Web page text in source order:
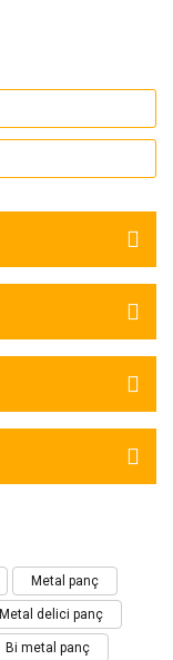
Metal panç
Metal delici panç
Bi metal panç